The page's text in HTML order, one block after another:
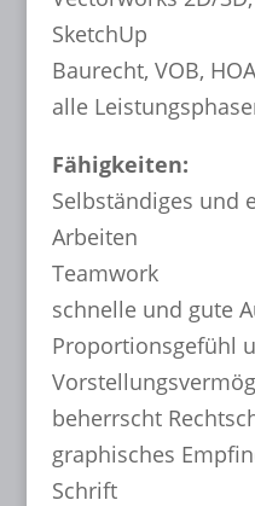
SketchUp
Baurecht, VOB,
alle
Fähigkeiten:
Selbständiges und
Arbeiten
Teamwork
schnelle und gute
Proportionsgefühl
beherrscht
graphisches
Schrift